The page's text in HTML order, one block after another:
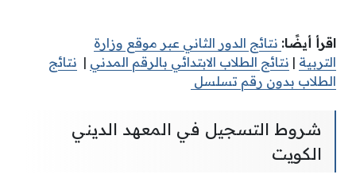
اقرأ أيضًا: نتائج الدور الثاني عبر موقع وزارة
التربية | نتائج الطلاب الابتدائي بالرقم المدني | نتائج
الطلاب بدون رقم تسلسل
شروط التسجيل في المعهد الديني
الكويت